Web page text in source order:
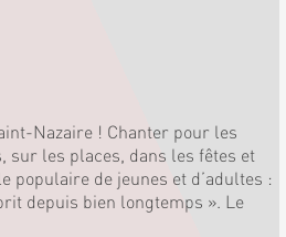
Nazaire ! Chanter pour les
sur les places, dans les fêtes et
populaire de jeunes et d’adultes :
depuis bien longtemps ». Le